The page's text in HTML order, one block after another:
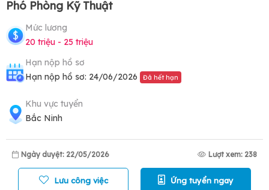
Phó Phòng Kỹ Thuật
Mức lương
20 triệu - 25 triệu
Hạn nộp hồ sơ
Hạn nộp hồ sơ: 24/06/2026
Đã hết hạn
Khu vực tuyển
Bắc Ninh
Ngày duyệt: 22/05/2026 Lượt xem: 238
Lưu công việc Ứng tuyển ngay